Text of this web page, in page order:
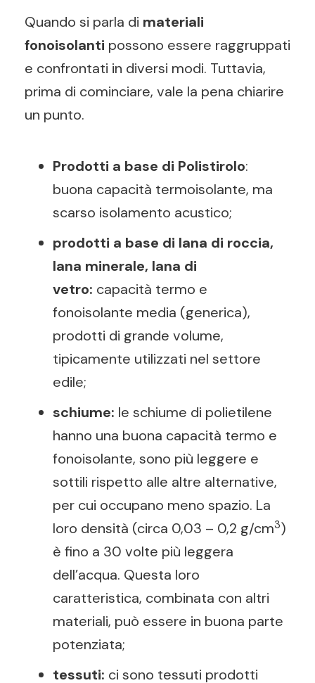
Quando si parla di materiali
fonoisolanti possono essere raggruppati
e confrontati in diversi modi. Tuttavia,
prima di cominciare, vale la pena chiarire
un punto.
Prodotti a base di Polistirolo:
buona capacità termoisolante, ma
scarso isolamento acustico;
prodotti a base di lana di roccia,
lana minerale, lana di
vetro: capacità termo e
fonoisolante media (generica),
prodotti di grande volume,
tipicamente utilizzati nel settore
edile;
schiume: le schiume di polietilene
hanno una buona capacità termo e
fonoisolante, sono più leggere e
sottili rispetto alle altre alternative,
per cui occupano meno spazio. La
loro densità (circa 0,03 – 0,2 g/cm3)
è fino a 30 volte più leggera
dell’acqua. Questa loro
caratteristica, combinata con altri
materiali, può essere in buona parte
potenziata;
tessuti: ci sono tessuti prodotti